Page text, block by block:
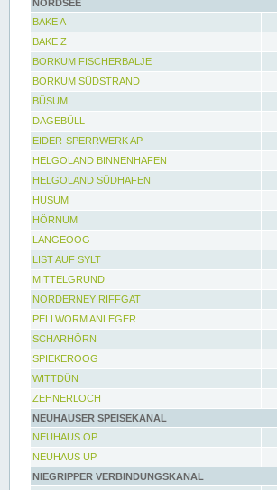
NORDSEE
BAKE A
BAKE Z
BORKUM FISCHERBALJE
BORKUM SÜDSTRAND
BÜSUM
DAGEBÜLL
EIDER-SPERRWERK AP
HELGOLAND BINNENHAFEN
HELGOLAND SÜDHAFEN
HUSUM
HÖRNUM
LANGEOOG
LIST AUF SYLT
MITTELGRUND
NORDERNEY RIFFGAT
PELLWORM ANLEGER
SCHARHÖRN
SPIEKEROOG
WITTDÜN
ZEHNERLOCH
NEUHAUSER SPEISEKANAL
NEUHAUS OP
NEUHAUS UP
NIEGRIPPER VERBINDUNGSKANAL